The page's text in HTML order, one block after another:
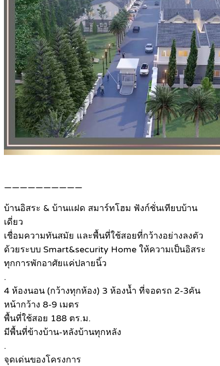
——————————
บ้านอิสระ & บ้านแฝด สมาร์ทโฮม ฟังก์ชั่นเทียบบ้าน
เดี่ยว
เชื่อมความทันสมัย และพื้นที่ใช้สอยที่กว้างอย่างลงตัว
ด้วยระบบ Smart&security Home ให้ความเป็นอิสระ
ทุกการพักอาศัยแค่ปลายนิ้ว
.
4 ห้องนอน (กว้างทุกห้อง) 3 ห้องน้ำ ที่จอดรถ 2-3คัน
หน้ากว้าง 8-9 เมตร
พื้นที่ใช้สอย 188 ตร.ม.
มีพื้นที่ข้างบ้าน-หลังบ้านทุกหลัง
.
จุดเด่นของโครงการ